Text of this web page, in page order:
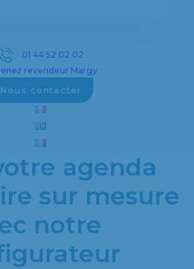
01 44 52 02 02
revendeur Margy
Nous contacter
sélection complète d’objets
efficacement.
objets publicitaires
agenda
sur mesure
notre